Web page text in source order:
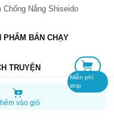
vào giỏ
Miễn phí
ship
Chống Nắng Shiseido
PHẨM BÁN CHẠY
TRUYỆN